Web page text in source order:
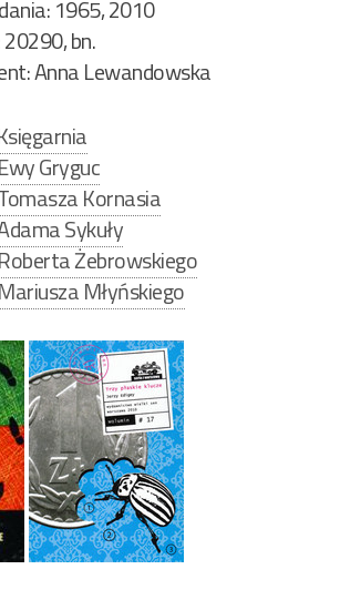
1965, 2010
20290, bn.
Anna Lewandowska
Gryguc
Kornasia
Sykuły
Żebrowskiego
Młyńskiego